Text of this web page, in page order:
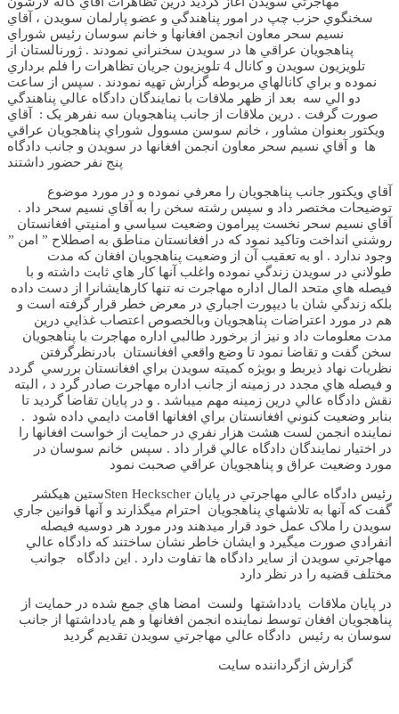
سخنگوي حزب چپ در امور پناهندگي و عضو پارلمان سويدن ، آقاي
نسيم سحر معاون انجمن افغانها و خانم سوسان رئيس شوراي
پناهجويان عراقي ها در سويدن سخنراني نمودند . ژورنالستان از
تلويزيون سويدن و کانال 4 تلويزيون جريان تظاهرات را فلم برداري
نموده و براي کانالهاي مربوطه گزارش تهيه نمودند . سپس از ساعت
دو الي سه بعد از ظهر ملاقات با نمايندگان دادگاه عالي پناهندگي
صورت گرفت . درين ملاقات از جانب پناهجويان سه نفرهر يک : آقاي
ويکتور بعنوان مشاور ، خانم سوسن مسوول شوراي پناهجويان عراقي
ها و آقاي نسيم سحر معاون انجمن افغانها در سويدن و جانب دادگاه
پنج نفر حضور داشتند
آقاي ويکتور جانب پناهجويان را معرفي نموده و در مورد موضوع
توضيحات مختصر داد و سپس رشته سخن را به آقاي نسيم سحر داد .
آقاي نسيم سحر نخست پيرامون وضعيت سياسي و امنيتي افغانستان
روشني انداخت وتاکيد نمود که در افغانستان مناطق به اصطلاح ” امن ”
وجود ندارد . او به تعقيب آن از وضعيت پناهجويان افغان که مدت
طولاني در سويدن زندگي نموده واغلب آنها کار هاي ثابت داشته و با
فيصله هاي متحد المال اداره مهاجرت نه تنها کارهايشانرا از دست داده
بلکه زندگي شان با ديپورت اجباري در معرض خطر قرار گرفته است و
هم در مورد اعتراضات پناهجويان وبالخصوص اعتصاب غذايي درين
مدت معلومات داد و نيز از برخورد طالبي اداره مهاجرت با پناهجويان
سخن گفت و تقاضا نمود تا وضع واقعي افغانستان بادرنظرگرفتن
نظريات نهاد ذيربط و بويژه کميته سويدن براي افغانستان بررسي گردد
و فيصله هاي مجدد در زمينه از جانب اداره مهاجرت صادر گرد د ، البته
نقش دادگاه عالي درين زمينه مهم ميباشد . و در پايان تقاضا گرديد تا
بنابر وضعيت کنوني افغانستان براي افغانها اقامت دايمي داده شود .
نماينده انجمن لست هشت هزار نفري در حمايت از خواست افغانها را
در اختيار نمايندگان دادگاه عالي قرار داد . سپس خانم سوسان در
مورد وضعيت عراق و پناهجويان عراقي صحبت نمود
ستين هيکشرSten Heckscher
گفت که آنها به تلاشهاي پناهجويان احترام ميگذارند و آنها قوانين جاري
سويدن را ملاک عمل خود قرار ميدهند ودر مورد هر دوسيه فيصله
انفرادي صورت ميگيرد و ايشان خاطر نشان ساختند که دادگاه عالي
مهاجرتي سويدن از ساير دادگاه ها تفاوت دارد . اين دادگاه جوانب
مختلف قضيه را در نظر دارد
در پايان ملاقات يادداشتها ولست امضا هاي جمع شده در حمايت از
پناهجويان افغان توسط نماينده انجمن افغانها و هم يادداشتها از جانب
سوسان به رئيس دادگاه عالي مهاجرتي سويدن تقديم گرديد
گزارش ازگرداننده سايت